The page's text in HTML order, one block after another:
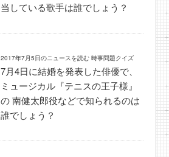
当している歌手は誰でしょう？
2017年7月5日のニュースを読む 時事問題クイズ
7月4日に結婚を発表した俳優で、
ミュージカル『テニスの王子様』
の 南健太郎役などで知られるのは
誰でしょう？